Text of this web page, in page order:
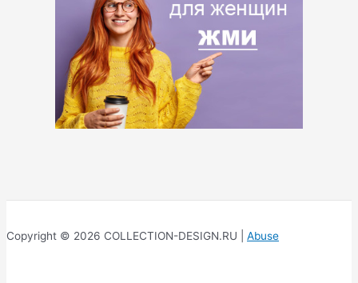
Copyright © 2026 COLLECTION-DESIGN.RU | Abuse